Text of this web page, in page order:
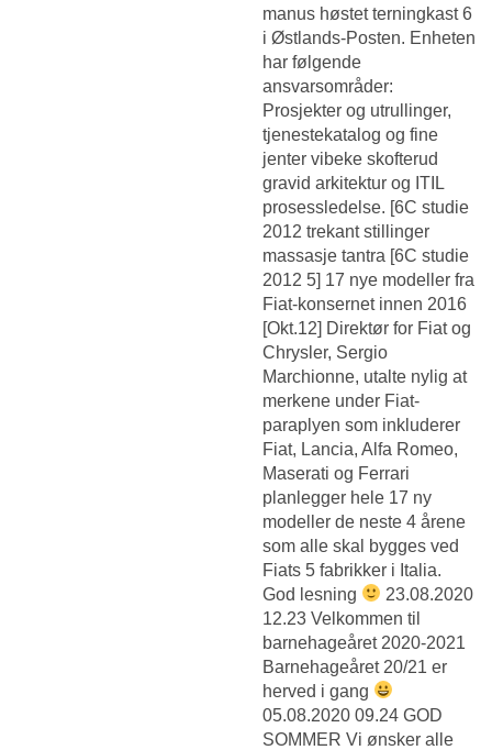
manus høstet terningkast 6
i Østlands-Posten. Enheten
har følgende
ansvarsområder:
Prosjekter og utrullinger,
tjenestekatalog og fine
jenter vibeke skofterud
gravid arkitektur og ITIL
prosessledelse. [6C studie
2012 trekant stillinger
massasje tantra [6C studie
2012 5] 17 nye modeller fra
Fiat-konsernet innen 2016
[Okt.12] Direktør for Fiat og
Chrysler, Sergio
Marchionne, utalte nylig at
merkene under Fiat-
paraplyen som inkluderer
Fiat, Lancia, Alfa Romeo,
Maserati og Ferrari
planlegger hele 17 ny
modeller de neste 4 årene
som alle skal bygges ved
Fiats 5 fabrikker i Italia.
God lesning
23.08.2020
12.23 Velkommen til
barnehageåret 2020-2021
Barnehageåret 20/21 er
herved i gang
05.08.2020 09.24 GOD
SOMMER Vi ønsker alle